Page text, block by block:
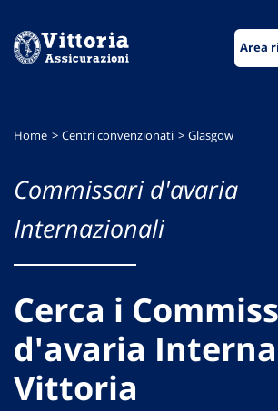
menu
contenuto
footer
Area
Home Centri convenzionati Glasgow
Commissari d'avaria
Internazionali
Cerca i
d'avaria
Vittoria